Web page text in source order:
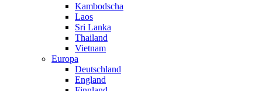
Kambodscha
Laos
Sri Lanka
Thailand
Vietnam
Europa
Deutschland
England